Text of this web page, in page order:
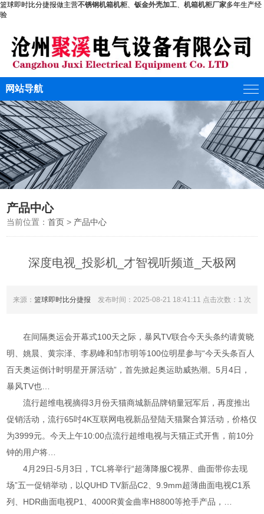
篮球即时比分捷报做主营不锈钢机箱机柜、 钣金外壳加工、 机箱机柜厂家多年生产经
验
网站导航
产品中心
当前位置：首页 > 产品中心
深度电视_投影机_才智视听频道_天极网
来源： 篮球即时比分捷报 发布时间：2025-08-21 18:41:11 点击次数：1 次
在间隔奥运会开幕式100天之际，暴风TV联合今天头条约请黄晓
明、姚晨、黄宗泽、李易峰和邹市明等100位明星参与“今天头条百人
百天奥运倒计时明星开屏活动”，首先掀起奥运助威热潮。5月4日，
暴风TV也…
流行超维电视摘得3月份天猫商城新品牌销量冠军后，再度推出
促销活动，流行65吋4K互联网电视新品登陆天猫聚合算活动，价格仅
为3999元。今天上午10:00点流行超维电视与天猫正式开售，前10分
钟的用户将…
4月29日-5月3日，TCL将举行“超薄降服C视界、曲面带你去现
场”五一促销举动，以QUHD TV新品C2、9.9mm超薄曲面电视C1系
列、HDR曲面电视P1、4000R黄金曲率H8800等抢手产品，…